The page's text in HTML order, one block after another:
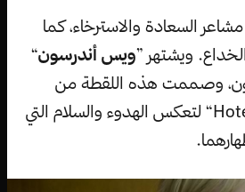
السعادة والاسترخاء، كما
ويشتهر ”ويس أندرسون“
وصممت هذه اللقطة من
فيلم ”Hotel Chevalier“ لتعكس الهدوء والسلام التي